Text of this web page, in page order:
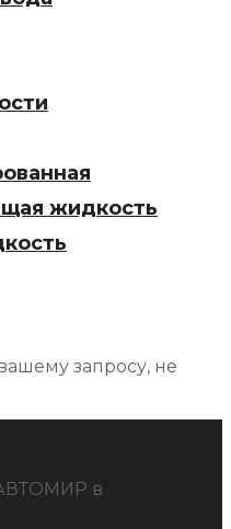
жидкость
запросу, не